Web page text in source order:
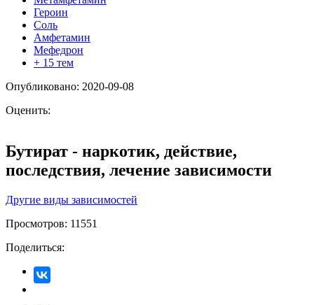
Героин
Соль
Амфетамин
Мефедрон
+ 15 тем
Опубликовано: 2020-09-08
Оценить:
Бутират - наркотик, действие,
последствия, лечение зависимости
Другие виды зависимостей
Просмотров: 11551
Поделиться: